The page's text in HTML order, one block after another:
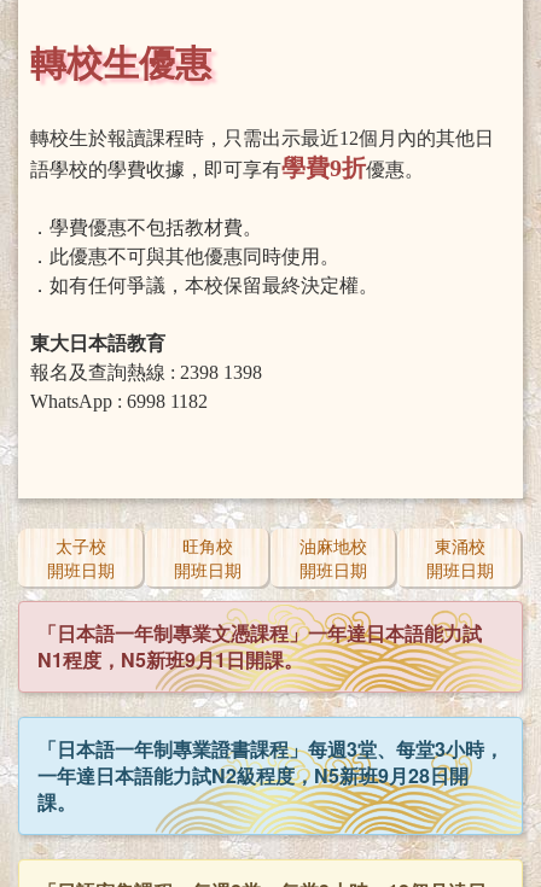
轉校生優惠
轉校生於報讀課程時，只需出示最近12個月內的其他日
語學校的學費收據，即可享有學費9折優惠。
．學費優惠不包括教材費。
．此優惠不可與其他優惠同時使用。
．如有任何爭議，本校保留最終決定權。
東大日本語教育
報名及查詢熱線 : 2398 1398
WhatsApp : 6998 1182
太子校
開班日期
旺角校
開班日期
油麻地校
開班日期
東涌校
開班日期
「日本語一年制專業文憑課程」一年達日本語能力試
N1程度，N5新班9月1日開課。
「日本語一年制專業證書課程」每週3堂、每堂3小時，
一年達日本語能力試N2級程度，N5新班9月28日開
課。